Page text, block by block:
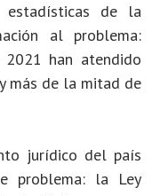
estadísticas de la
al problema:
han atendido
más de la mitad de
jurídico del país
problema: la Ley